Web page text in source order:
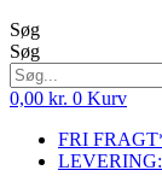
Søg
Søg
0,00 kr. 0 Kurv
FRI